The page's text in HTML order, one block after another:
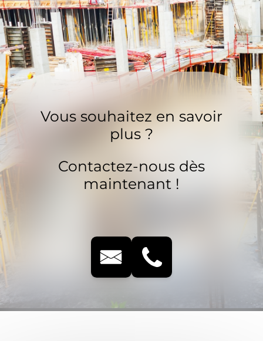
Vous souhaitez en savoir
plus ?
Contactez-nous dès
maintenant !